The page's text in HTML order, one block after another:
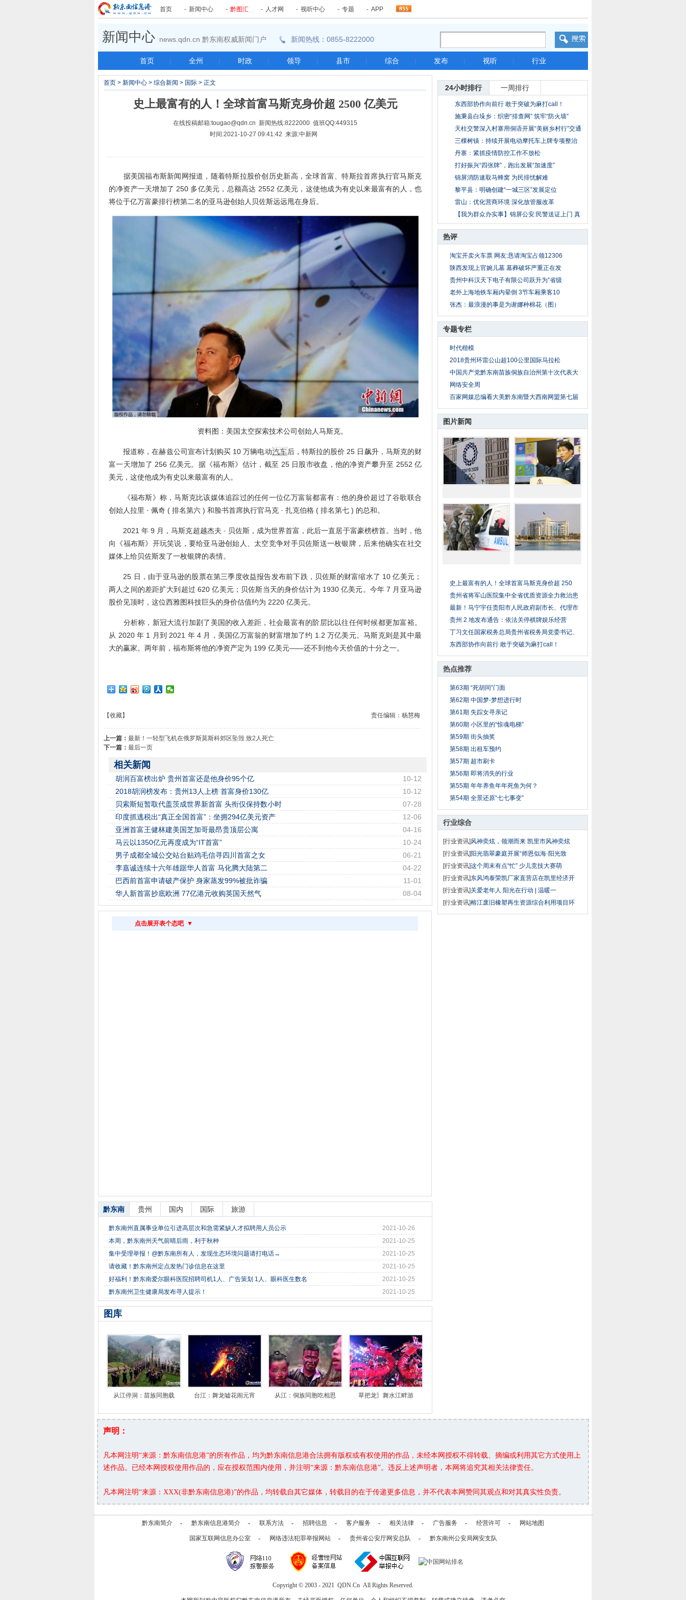
首页 - 新闻中心 - 黔图汇 - 人才网 - 视听中心 - 专题 - APP
新闻中心 news.qdn.cn 黔东南权威新闻门户 新闻热线：0855-8222000
首页 | 全州 | 时政 | 领导 | 县市 | 综合 | 发布 | 视听 | 行业
24小时排行 一周排行
东西部协作向前行 敢于突破为麻打call！
施秉县白垛乡：织密“排查网” 筑牢“防火墙”
天柱交警深入村寨用侗语开展“美丽乡村行”交通
三棵树镇：持续开展电动摩托车上牌专项整治
行动
丹寨：紧抓疫情防控工作不放松
打好振兴“四张牌”，跑出发展“加速度”
锦屏消防速取马蜂窝 为民排忧解难
黎平县：明确创建“一城三区”发展定位
雷山：优化营商环境 深化放管服改革
【我为群众办实事】锦屏公安:民警送证上门 真
热评
淘宝开卖火车票 网友:恳请淘宝占领12306
陕西发现上官婉儿墓 墓葬破坏严重正在发
贵州中科汉天下电子有限公司跃升为“省级
老外上海地铁车厢内晕倒 3节车厢乘客10
张杰：最浪漫的事是为谢娜种棉花（图）
专题专栏
时代楷模
2018贵州环雷公山超100公里国际马拉松
中国共产党黔东南苗族侗族自治州第十次代表大
网络安全周
百家网媒总编看大美黔东南暨大西南网盟第七届
图片新闻
史上最富有的人！全球首富马斯克身价超 250
贵州省将军山医院集中全省优质资源全力救治患
最新！马宁宇任贵阳市人民政府副市长、代理市
贵州 2 地发布通告：依法关停棋牌娱乐经营
丁习文任国家税务总局贵州省税务局党委书记、
东西部协作向前行 敢于突破为麻打call！
热点推荐
第63期 “死胡同”门面
第62期 中国梦-梦想进行时
第61期 失踪女寻亲记
第60期 小区里的“惊魂电梯”
第59期 街头抽奖
第58期 出租车预约
第57期 超市刷卡
第56期 即将消失的行业
第55期 年年养鱼年年死鱼为何？
第54期 全景还原“七七事变”
行业综合
[行业资讯]风神奕炫，领潮而来 凯里市风神奕炫
[行业资讯]阳光翡翠豪庭开展“师恩似海·阳光致
[行业资讯]这个周末有点“忙” 少儿竞技大赛萌
[行业资讯]东风鸿泰荣凯厂家直营店在凯里经济开
[行业资讯]关爱老年人 阳光在行动 | 温暖一
[行业资讯]榕江废旧橡塑再生资源综合利用项目环
首页 > 新闻中心 > 综合新闻 > 国际 > 正文
史上最富有的人！全球首富马斯克身价超 2500 亿美元
在线投稿邮箱:tougao@qdn.cn 新闻热线:8222000 值班QQ:449315
时间:2021-10-27 09:41:42 来源:中新网
据美国福布斯新闻网报道，随着特斯拉股价创历史新高，全球首富、特斯拉首席执行官马斯克
的净资产一天增加了 250 多亿美元，总额高达 2552 亿美元，这使他成为有史以来最富有的人，也
将位于亿万富豪排行榜第二名的亚马逊创始人贝佐斯远远甩在身后。
资料图：美国太空探索技术公司创始人马斯克。
报道称，在赫兹公司宣布计划购买 10 万辆电动汽车后，特斯拉的股价 25 日飙升，马斯克的财
富一天增加了 256 亿美元。据《福布斯》估计，截至 25 日股市收盘，他的净资产攀升至 2552 亿
美元，这使他成为有史以来最富有的人。
《福布斯》称，马斯克比该媒体追踪过的任何一位亿万富翁都富有：他的身价超过了谷歌联合
创始人拉里 · 佩奇 ( 排名第六 ) 和脸书首席执行官马克 · 扎克伯格 ( 排名第七 ) 的总和。
2021 年 9 月，马斯克超越杰夫 · 贝佐斯，成为世界首富，此后一直居于富豪榜榜首。当时，他
向《福布斯》开玩笑说，要给亚马逊创始人、太空竞争对手贝佐斯送一枚银牌，后来他确实在社交
媒体上给贝佐斯发了一枚银牌的表情。
25 日，由于亚马逊的股票在第三季度收益报告发布前下跌，贝佐斯的财富缩水了 10 亿美元；
两人之间的差距扩大到超过 620 亿美元；贝佐斯当天的身价估计为 1930 亿美元。今年 7 月亚马逊
股价见顶时，这位西雅图科技巨头的身价估值约为 2220 亿美元。
分析称，新冠大流行加剧了美国的收入差距，社会最富有的阶层比以往任何时候都更加富裕。
从 2020 年 1 月到 2021 年 4 月，美国亿万富翁的财富增加了约 1.2 万亿美元。马斯克则是其中最
大的赢家。两年前，福布斯将他的净资产定为 199 亿美元——还不到他今天价值的十分之一。
责任编辑：杨慧梅
【收藏】
上一篇： 最新！一轻型飞机在俄罗斯莫斯科郊区坠毁 致2人死亡
下一篇： 最后一页
相关新闻
10-12
胡润百富榜出炉 贵州首富还是他身价95个亿
10-12
2018胡润榜发布：贵州13人上榜 首富身价130亿
07-28
贝索斯短暂取代盖茨成世界新首富 头衔仅保持数小时
12-06
印度抓逃税出“真正全国首富”：坐拥294亿美元资产
04-16
亚洲首富王健林建美国芝加哥最昂贵顶层公寓
10-24
马云以1350亿元再度成为“IT首富”
06-21
男子成都全城公交站台贴鸡毛信寻四川首富之女
04-22
李嘉诚连续十六年雄踞华人首富 马化腾大陆第二
11-01
巴西前首富申请破产保护 身家蒸发99%被批诈骗
08-04
华人新首富抄底欧洲 77亿港元收购英国天然气
点击展开表个态吧 ▼
黔东南 贵州 国内 国际 旅游
2021-10-26
黔东南州直属事业单位引进高层次和急需紧缺人才拟聘用人员公示
2021-10-25
本周，黔东南州天气前晴后雨，利于秋种
2021-10-25
集中受理举报！@黔东南所有人，发现生态环境问题请打电话→
2021-10-25
请收藏！黔东南州定点发热门诊信息在这里
2021-10-25
好福利！黔东南爱尔眼科医院招聘司机1人、广告策划 1人、眼科医生数名
2021-10-25
黔东南州卫生健康局发布寻人提示！
图库
从江停洞：苗族同胞载 台江：舞龙嘘花闹元宵 从江：侗族同胞吃相思 草把龙氵舞水江畔游
声明：
凡本网注明“来源：黔东南信息港”的所有作品，均为黔东南信息港合法拥有版权或有权使用的作品，未经本网授权不得转载、摘编或利用其它方式使用上
述作品。已经本网授权使用作品的，应在授权范围内使用，并注明“来源：黔东南信息港”。违反上述声明者，本网将追究其相关法律责任。
凡本网注明“来源：XXX(非黔东南信息港)”的作品，均转载自其它媒体，转载目的在于传递更多信息，并不代表本网赞同其观点和对其真实性负责。
黔东南简介 - 黔东南信息港简介 - 联系方法 - 招聘信息 - 客户服务 - 相关法律 - 广告服务 - 经营许可 - 网站地图
国家互联网信息办公室 - 网络违法犯罪举报网站 - 贵州省公安厅网安总队 - 黔东南州公安局网安支队
Copyright © 2003 - 2021 QDN.Cn All Rights Reserved.